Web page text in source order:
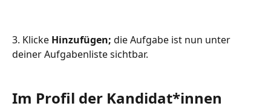
3. Klicke Hinzufügen; die Aufgabe ist nun unter
deiner Aufgabenliste sichtbar.
Im Profil der Kandidat*innen